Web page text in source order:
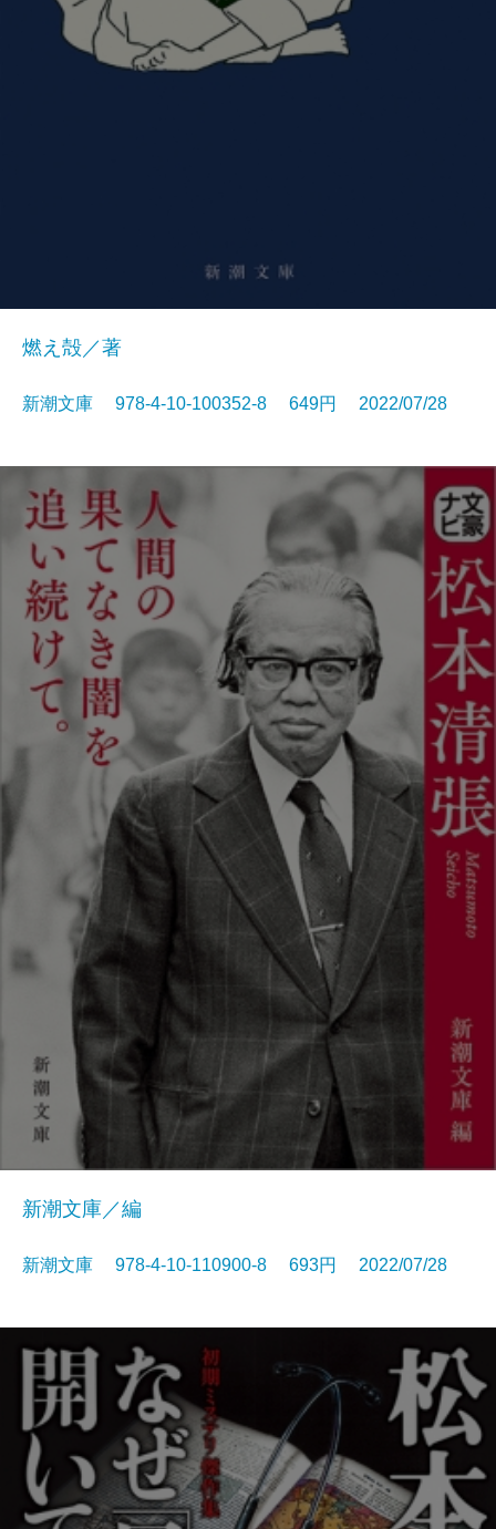
燃え殻／著
新潮文庫 978-4-10-100352-8 649円 2022/07/28
新潮文庫／編
新潮文庫 978-4-10-110900-8 693円 2022/07/28